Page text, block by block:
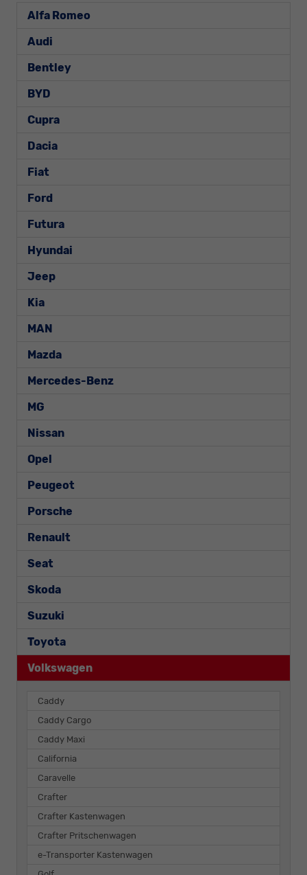
Alfa Romeo
Audi
Bentley
BYD
Cupra
Dacia
Fiat
Ford
Futura
Hyundai
Jeep
Kia
MAN
Mazda
Mercedes-Benz
MG
Nissan
Opel
Peugeot
Porsche
Renault
Seat
Skoda
Suzuki
Toyota
Volkswagen
Caddy
Caddy Cargo
Caddy Maxi
California
Caravelle
Crafter
Crafter Kastenwagen
Crafter Pritschenwagen
e-Transporter Kastenwagen